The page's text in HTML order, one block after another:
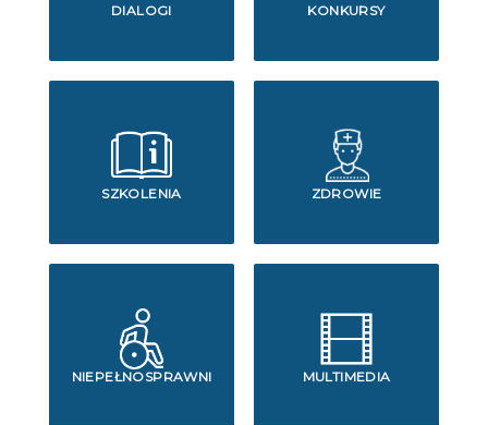
DIALOGI KONKURSY
SZKOLENIA ZDROWIE
NIEPEŁNOSPRAWNI MULTIMEDIA